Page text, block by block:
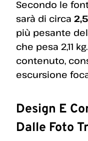
Secondo le
sarà di circa
più pesante del
che pesa 2,11
contenuto,
escursione
Design E
Dalle Foto